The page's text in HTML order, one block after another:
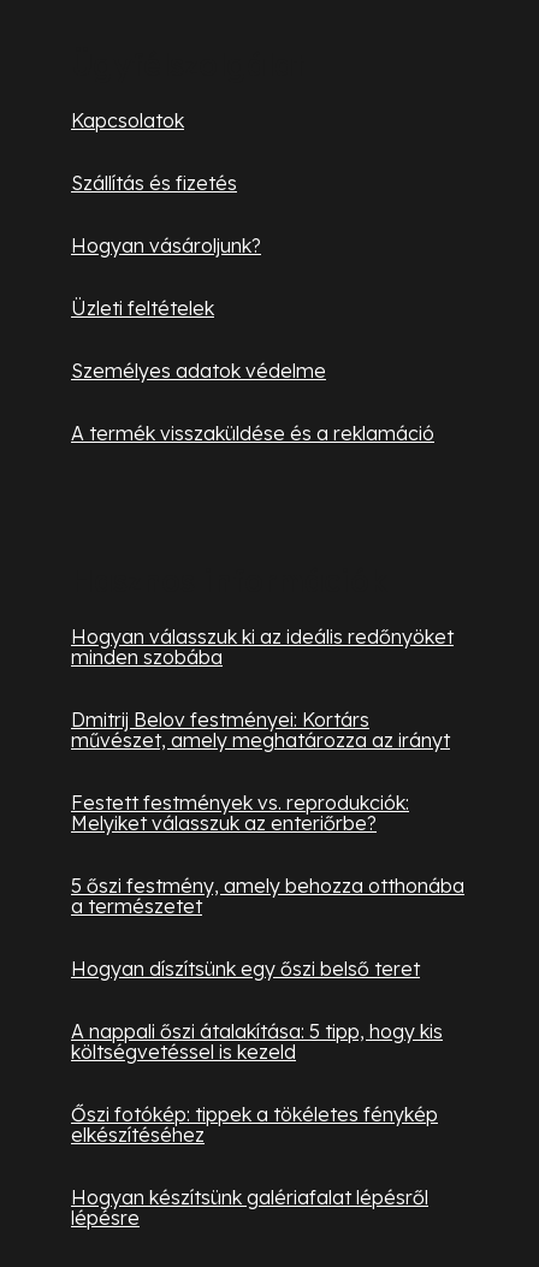
Kapcsolatok
Szállítás és fizetés
Hogyan vásároljunk?
Üzleti feltételek
Személyes adatok védelme
A termék visszaküldése és a reklamáció
Hogyan válasszuk ki az ideális redőnyöket
minden szobába
Dmitrij Belov festményei: Kortárs
művészet, amely meghatározza az irányt
Festett festmények vs. reprodukciók:
Melyiket válasszuk az enteriőrbe?
5 őszi festmény, amely behozza otthonába
a természetet
Hogyan díszítsünk egy őszi belső teret
A nappali őszi átalakítása: 5 tipp, hogy kis
költségvetéssel is kezeld
Őszi fotókép: tippek a tökéletes fénykép
elkészítéséhez
Hogyan készítsünk galériafalat lépésről
lépésre